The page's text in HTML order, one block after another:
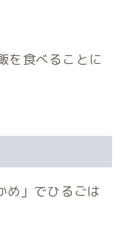
を食べることに
め」でひるごは